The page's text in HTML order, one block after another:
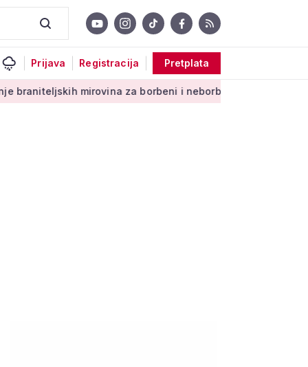
Prijava Registracija Pretplata
mirovina za borbeni i neborbeni sektor od početka 2027.